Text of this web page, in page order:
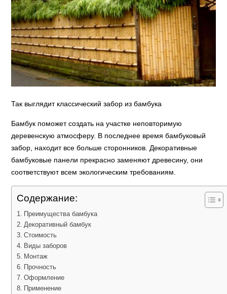
Так выглядит классический забор из бамбука
Бамбук поможет создать на участке неповторимую
деревенскую атмосферу. В последнее время бамбуковый
забор, находит все больше сторонников. Декоративные
бамбуковые панели прекрасно заменяют древесину, они
соответствуют всем экологическим требованиям.
Содержание:
Преимущества бамбука
Декоративный бамбук
Стоимость
Виды заборов
Монтаж
Прочность
Оформление
Применение